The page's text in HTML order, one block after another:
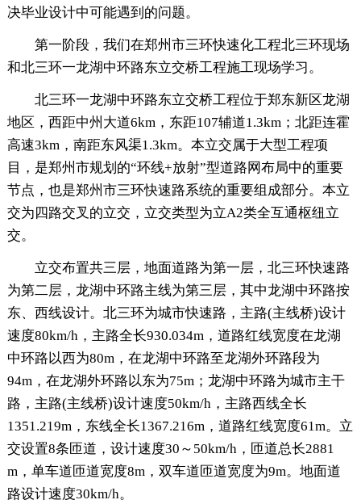
决毕业设计中可能遇到的问题。
第一阶段，我们在郑州市三环快速化工程北三环现场
和北三环一龙湖中环路东立交桥工程施工现场学习。
北三环一龙湖中环路东立交桥工程位于郑东新区龙湖
地区，西距中州大道6km，东距107辅道1.3km；北距连霍
高速3km，南距东风渠1.3km。本立交属于大型工程项
目，是郑州市规划的“环线+放射”型道路网布局中的重要
节点，也是郑州市三环快速路系统的重要组成部分。本立
交为四路交叉的立交，立交类型为立A2类全互通枢纽立
交。
立交布置共三层，地面道路为第一层，北三环快速路
为第二层，龙湖中环路主线为第三层，其中龙湖中环路按
东、西线设计。北三环为城市快速路，主路(主线桥)设计
速度80km/h，主路全长930.034m，道路红线宽度在龙湖
中环路以西为80m，在龙湖中环路至龙湖外环路段为
94m，在龙湖外环路以东为75m；龙湖中环路为城市主干
路，主路(主线桥)设计速度50km/h，主路西线全长
1351.219m，东线全长1367.216m，道路红线宽度61m。立
交设置8条匝道，设计速度30～50km/h，匝道总长2881
m，单车道匝道宽度8m，双车道匝道宽度为9m。地面道
路设计速度30km/h。